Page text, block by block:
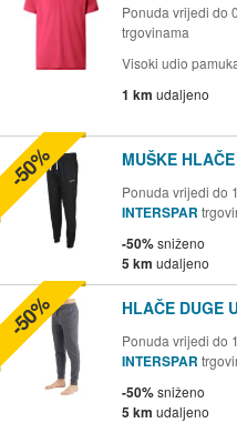
Ponuda vrijedi do
trgovinama
Visoki udio
1 km udaljeno
MUŠKE
Ponuda vrijedi do
INTERSPAR
-50%sniženo
5 km udaljeno
-50%
HLAČE DUGE
Ponuda vrijedi do
INTERSPAR
-50%sniženo
5 km udaljeno
-50%